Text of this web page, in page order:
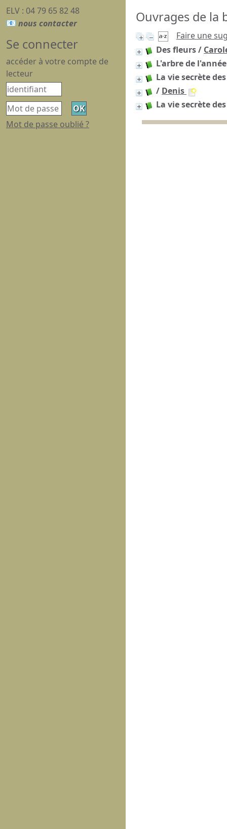
Ouvrages de la
Faire une
Des fleurs/
L'arbre de l'année
La vie secrète
/ Denis
La vie secrète
ELV : 04 79 65 82 48
Se connecter
accéder à votre compte de
lecteur
Mot de passe oublié ?